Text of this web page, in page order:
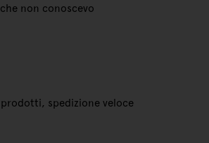
non conoscevo
spedizione veloce